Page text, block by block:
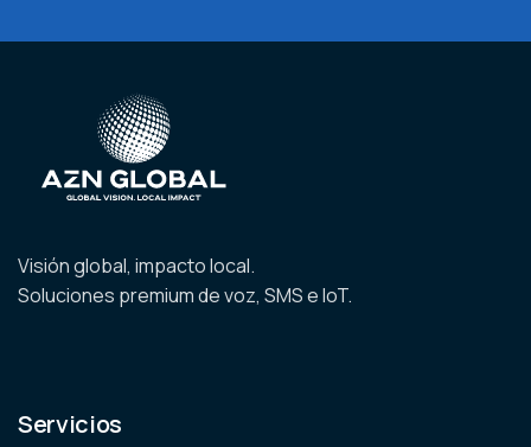
Visión global, impacto local.
Soluciones premium de voz, SMS e IoT.
Servicios